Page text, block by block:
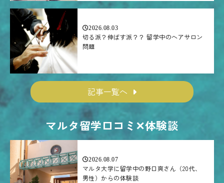
2026.08.03
切る派？伸ばす派？？ 留学中のヘアサロン
問題
記事一覧へ
マルタ留学口コミ✕体験談
2026.08.07
マルタ大学に留学中の野口爽さん（20代、
男性）からの体験談